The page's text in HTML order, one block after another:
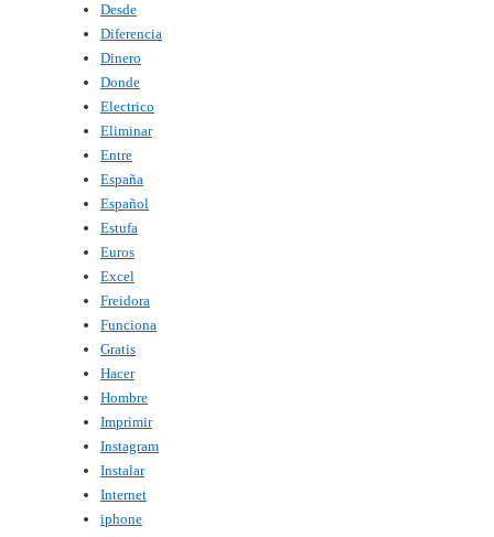
Desde
Diferencia
Dinero
Donde
Electrico
Eliminar
Entre
España
Español
Estufa
Euros
Excel
Freidora
Funciona
Gratis
Hacer
Hombre
Imprimir
Instagram
Instalar
Internet
iphone